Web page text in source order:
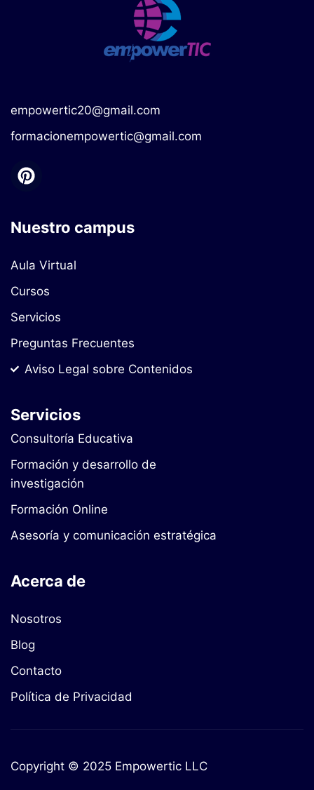
empowertic20@gmail.com
formacionempowertic@gmail.com
Nuestro campus
Aula Virtual
Cursos
Servicios
Preguntas Frecuentes
Aviso Legal sobre Contenidos
Servicios
Consultoría Educativa
Formación y desarrollo de
investigación
Formación Online
Asesoría y comunicación estratégica
Acerca de
Nosotros
Blog
Contacto
Política de Privacidad
Copyright © 2025 Empowertic LLC